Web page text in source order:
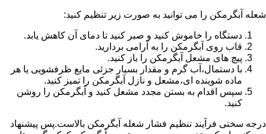
شعله آبگرمکن را می توانید به صورت زیر تنظیم کنید:
دستگاه را خاموش کنید و صبر کنید تا دمای آن کاهش یابد.
قاب روی آبگرمکن را به آرامی بردارید.
پیچ های مشعل آبگرمکن را باز کنید.
با دستمال،آب گرم و مقدار بسیار جزئی مایع ظرفشویی یا هر
ماده شوینده ای،مشعل و نازل آبگرمکن را تمیز کنید.
سپس اقدام به بستن مجدد مشعل کنید و آبگرمکن را روشن
کنید.
درجه سختی فرآیند تنظیم فشار شعله آبگرمکن بالاست.پس پیشنهاد